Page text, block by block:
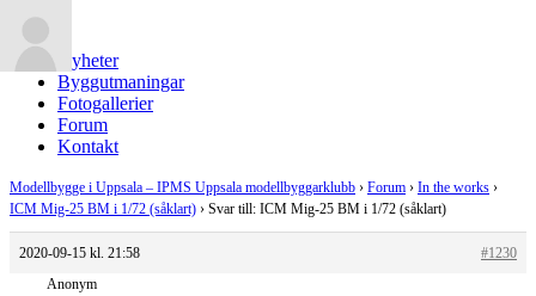
Nyheter
Byggutmaningar
Fotogallerier
Forum
Kontakt
Modellbygge i Uppsala – IPMS Uppsala modellbyggarklubb › Forum › In the works ›
ICM Mig-25 BM i 1/72 (såklart) › Svar till: ICM Mig-25 BM i 1/72 (såklart)
2020-09-15 kl. 21:58
#1230
Anonym